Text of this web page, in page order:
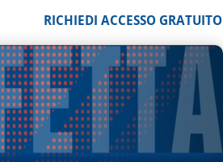
RICHIEDI ACCESSO GRATUITO